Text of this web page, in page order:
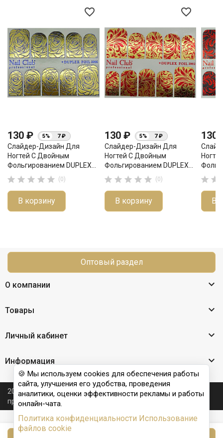
favorite_border
130 ₽ 5% 7 ₽
Слайдер-Дизайн Для
Ногтей С Двойным
Фольгированием DUPLEX...
     (0)
В корзину
favorite_border
130 ₽ 5% 7 ₽
Слайдер-Дизайн Для
Ногтей С Двойным
Фольгированием DUPLEX...
     (0)
В корзину
130
 
В
Оптовый раздел
О компании 
Товары 
Личный кабинет 
Информация 
2026 © Nail Club professional - официальный сайт
производителя бренда для наращивания ногтей
🍪 Мы используем cookies для обеспечения работы
сайта, улучшения его удобства, проведения
аналитики, оценки эффективности рекламы и работы
онлайн-чата.
Политика конфиденциальности Использование
файлов cookie